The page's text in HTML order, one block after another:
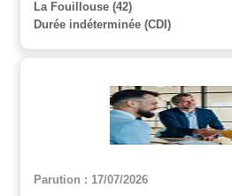
La Fouillouse (42)
Durée indéterminée (CDI)
Parution : 17/07/2026